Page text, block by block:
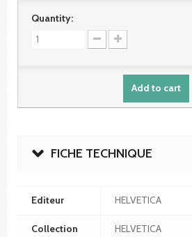
Quantity:
Add to cart
FICHE TECHNIQUE
Editeur HELVETICA
Collection HELVETICA